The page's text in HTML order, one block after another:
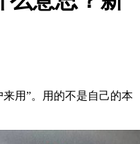
用”。用的不是自己的本